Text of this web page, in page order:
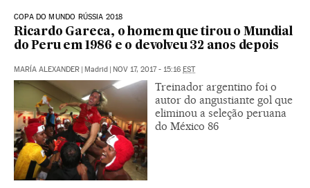
COPA DO MUNDO RÚSSIA 2018
Ricardo Gareca, o homem que tirou o Mundial
do Peru em 1986 e o devolveu 32 anos depois
MARÍA ALEXANDER Madrid NOV 17, 2017 - 15:16 EST
Treinador argentino foi o
autor do angustiante gol que
eliminou a seleção peruana
do México 86